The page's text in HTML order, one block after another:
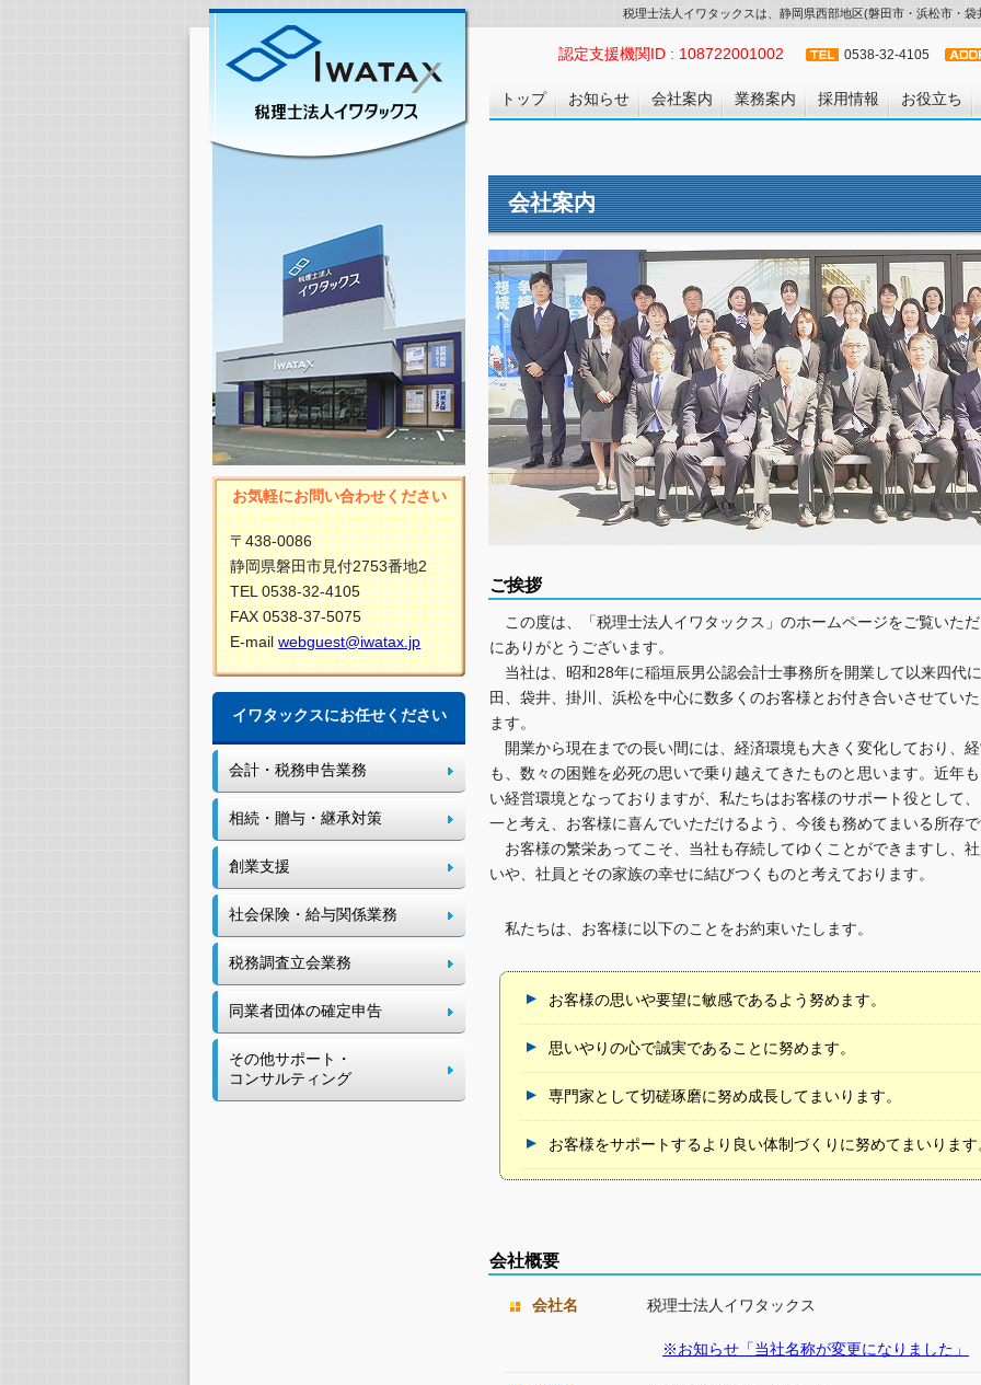
税理士法人イワタックスは、静岡県西部地区(磐田市・浜松市・
認定支援機関ID : 108722001002 0538-32-4105
会社案内
ご挨拶
この度は、「税理士法人イワタックス」のホームページをご覧いた
にありがとうございます。
当社は、昭和28年に稲垣辰男公認会計士事務所を開業して以来四代
田、袋井、掛川、浜松を中心に数多くのお客様とお付き合いさせてい
ます。
開業から現在までの長い間には、経済環境も大きく変化しており、経
も、数々の困難を必死の思いで乗り越えてきたものと思います。近年
い経営環境となっておりますが、私たちはお客様のサポート役として
一と考え、お客様に喜んでいただけるよう、今後も務めてまいる所存で
お客様の繁栄あってこそ、当社も存続してゆくことができますし、
いや、社員とその家族の幸せに結びつくものと考えております。
私たちは、お客様に以下のことをお約束いたします。
お客様の思いや要望に敏感であるよう努めます。
思いやりの心で誠実であることに努めます。
専門家として切磋琢磨に努め成長してまいります。
お客様をサポートするより良い体制づくりに努めてまいります
会社概要
会社名 税理士法人イワタックス
※お知らせ「当社名称が変更になりました」
トップ お知らせ 会社案内 業務案内 採用情報 お役立ち
お気軽にお問い合わせください
〒438-0086
静岡県磐田市見付2753番地2
TEL 0538-32-4105
FAX 0538-37-5075
E-mailwebguest@iwatax.jp
イワタックスにお任せください
会計・税務申告業務
相続・贈与・継承対策
創業支援
社会保険・給与関係業務
税務調査立会業務
同業者団体の確定申告
その他サポート・
コンサルティング